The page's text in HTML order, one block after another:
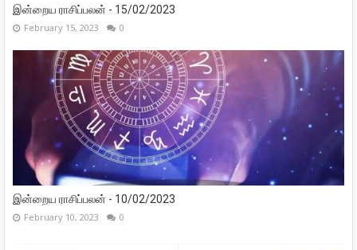
இன்றைய ராசிப்பலன் - 15/02/2023
February 15, 2023 0
இன்றைய ராசிப்பலன் - 10/02/2023
February 10, 2023 0